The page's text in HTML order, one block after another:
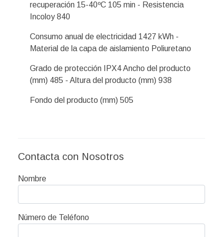
recuperación 15-40ºC 105 min - Resistencia
Incoloy 840
Consumo anual de electricidad 1427 kWh -
Material de la capa de aislamiento Poliuretano
Grado de protección IPX4 Ancho del producto
(mm) 485 - Altura del producto (mm) 938
Fondo del producto (mm) 505
Contacta con Nosotros
Nombre
Número de Teléfono